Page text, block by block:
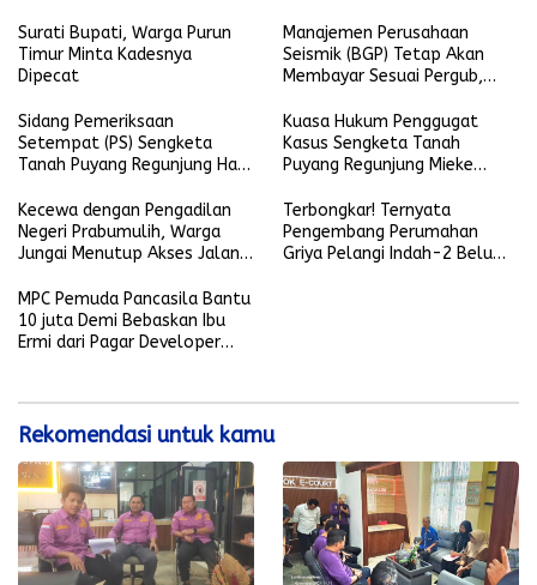
Tanjung Jabung Barat, Kian
Meruncing.
Surati Bupati, Warga Purun
Timur Minta Kadesnya
Dipecat
Manajemen Perusahaan
Seismik (BGP) Tetap Akan
Membayar Sesuai Pergub,
Merasa Dipermainkan
Sidang Pemeriksaan
Setempat (PS) Sengketa
Tanah Puyang Regunjung Hari
Kuasa Hukum Penggugat
Kasus Sengketa Tanah
Puyang Regunjung Mieke
Bisa Diintervensi oleh
Siapapun
Kecewa dengan Pengadilan
Negeri Prabumulih, Warga
Jungai Menutup Akses Jalan
Terbongkar! Ternyata
Pengembang Perumahan
Griya Pelangi Indah-2 Belum
MPC Pemuda Pancasila Bantu
10 juta Demi Bebaskan Ibu
Ermi dari Pagar Developer
Rekomendasi untuk kamu